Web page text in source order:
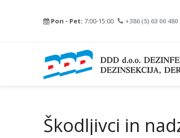
Pon - Pet: 7:00-15:00 +386 (5) 63 00 480
Škodljivci in